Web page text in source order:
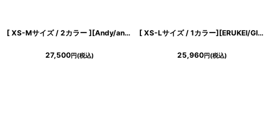
[ XS-Mサイズ / 2カラー ][Andy/an][an]ダイヤ柄・ビジューボタン・Vネック・ジャガード・ストレッチ タイト・ミニドレス《送料＆代引き手数料無料》
27,500円(税込)
[ XS-Lサイズ / 1カラー][ERUKEI/GINZA COUTURE]バイカラー・ノースリーブ・フェイクポケット・ダブルボタン・襟・Vネック・タイト・ミニドレス・ワンピース[送料無料]
25,960円(税込)